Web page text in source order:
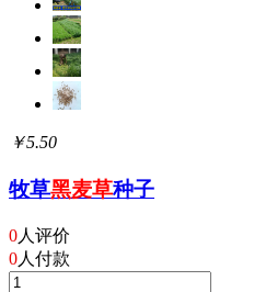
￥5.50
牧草黑麦草种子
0人评价
0人付款